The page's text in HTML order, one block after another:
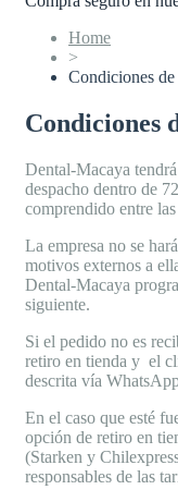
Home
>
Condiciones
Condiciones
Dental-Macaya
despacho dentro de
comprendido entre
La empresa no se
motivos externos a
Dental-Macaya
siguiente.
Si el pedido no es
retiro en tienda y el
descrita vía
En el caso que esté
opción de retiro en
(Starken y
responsables de las